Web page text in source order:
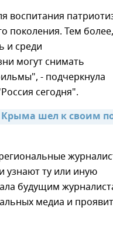
воспитания
поколения. Тем
и среди
могут снимать
- подчеркнула
сегодня".
Крыма шел к своим
узнают ту или иную
будущим
медиа и